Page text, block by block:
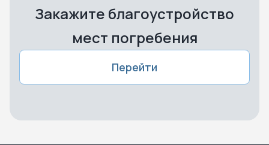
Закажите благоустройство
мест погребения
Перейти